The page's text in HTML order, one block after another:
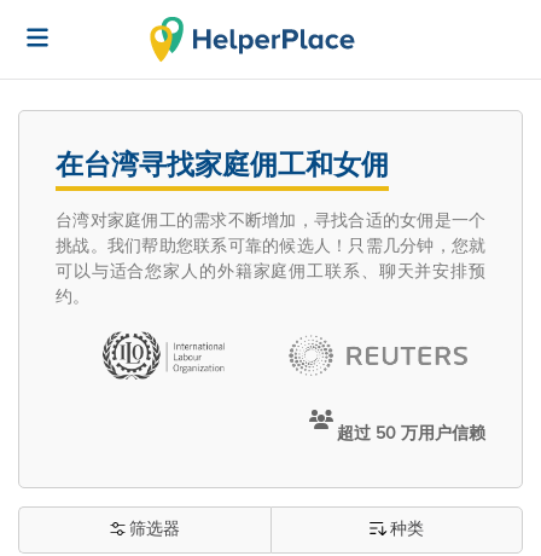
在台湾寻找家庭佣工和女佣
台湾对家庭佣工的需求不断增加，寻找合适的女佣是一个
挑战。我们帮助您联系可靠的候选人！只需几分钟，您就
可以与适合您家人的外籍家庭佣工联系、聊天并安排预
约。
超过 50 万用户信赖
筛选器 种类